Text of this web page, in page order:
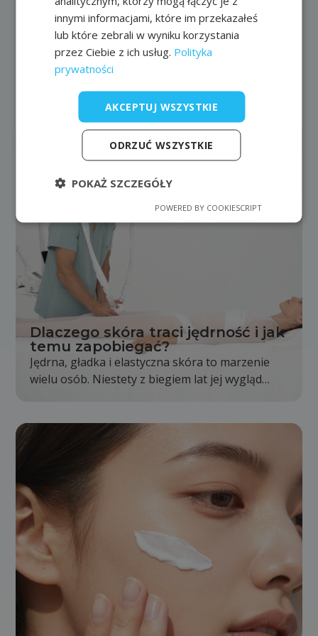
Poprzedni wpis Następny wpis
Ostatnie artykuły
Dlaczego skóra traci jędrność i jak
temu zapobiegać?
Jędrna, gładka i elastyczna skóra to marzenie
wielu osób. Niestety z biegiem lat jej wygląd
kontury twarzy i ciała nie są już wyraźne tak jak
kiedyś. Jest to całkowicie naturalny proces,
jednak odpowiednia pielęgnacja i zdrowy tryb
życia mogą go znacząco spowolnić.
innymi informacjami, które im przekazałeś
lub które zebrali w wyniku korzystania
przez Ciebie z ich usług. Polityka
prywatności
AKCEPTUJ WSZYSTKIE
ODRZUĆ WSZYSTKIE
POKAŻ SZCZEGÓŁY
POWERED BY COOKIESCRIPT